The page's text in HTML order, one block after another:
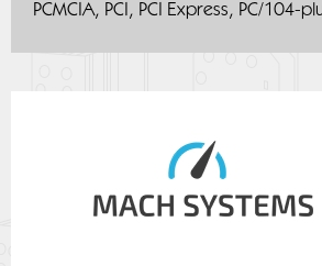
PCMCIA, PCI, PCI Express, PC/104-